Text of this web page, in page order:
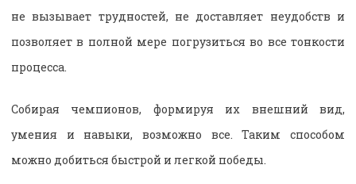
не вызывает трудностей, не доставляет неудобств и
позволяет в полной мере погрузиться во все тонкости
процесса.
Собирая чемпионов, формируя их внешний вид,
умения и навыки, возможно все. Таким способом
можно добиться быстрой и легкой победы.